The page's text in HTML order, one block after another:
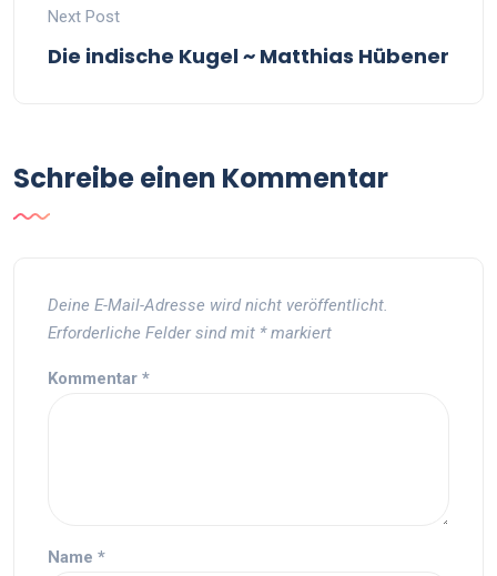
Next Post
Die indische Kugel ~ Matthias Hübener
Schreibe einen Kommentar
Deine E-Mail-Adresse wird nicht veröffentlicht.
Erforderliche Felder sind mit *markiert
Kommentar *
Name *